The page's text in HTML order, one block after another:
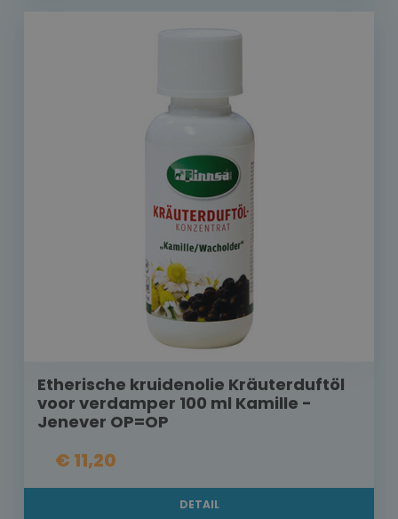
Etherische kruidenolie Kräuterduftöl
voor verdamper 100 ml Kamille -
Jenever OP=OP
€ 11,20
DETAIL